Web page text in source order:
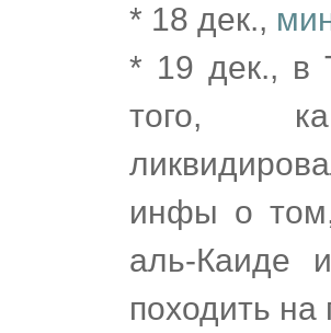
* 18 дек.,
* 19 дек., в
того,
инфы о
аль-Каиде
походить на